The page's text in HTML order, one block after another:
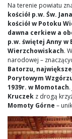
Na terenie powiatu
kościół p.w. Św.
kościół w Potoku
dawna cerkiew a
p.w. świętej Anny w
Wierzchowiskach.
narodowej –
Batorzu,
Porytowym
1939r. w Momotach
Kruczek z drogą
Momoty Górne –